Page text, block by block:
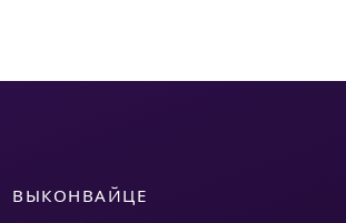
ВЫКОНВАЙЦЕ